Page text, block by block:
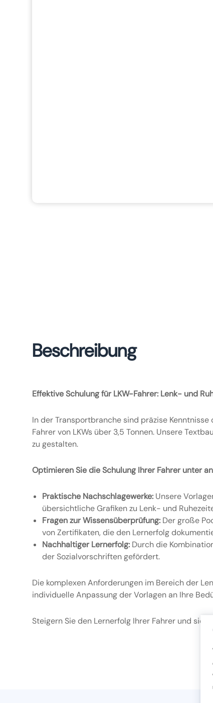
Beschreibung
Effektive Schulung für LKW-Fahrer: Lenk- und
In der Transportbranche sind präzise
Fahrer von LKWs über 3,5 Tonnen. Unsere
zu gestalten.
Optimieren Sie die Schulung Ihrer Fahrer unter
Praktische Nachschlagewerke: Unsere
übersichtliche Grafiken zu Lenk- und
Fragen zur Wissensüberprüfung: Der große
von Zertifikaten, die den Lernerfolg
Nachhaltiger Lernerfolg: Durch die
der Sozialvorschriften gefördert.
Die komplexen Anforderungen im Bereich der
individuelle Anpassung der Vorlagen an Ihre
Steigern Sie den Lernerfolg Ihrer Fahrer und